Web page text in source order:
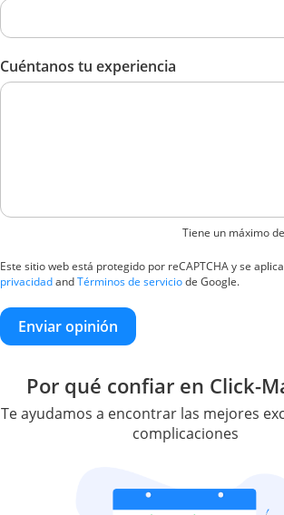
Cuéntanos tu experiencia
Tiene un máximo de
Este sitio web está protegido por reCAPTCHA y se
privacidadandTérminos de serviciode Google.
Enviar opinión
Por qué confiar en Click-
Te ayudamos a encontrar las mejores
complicaciones